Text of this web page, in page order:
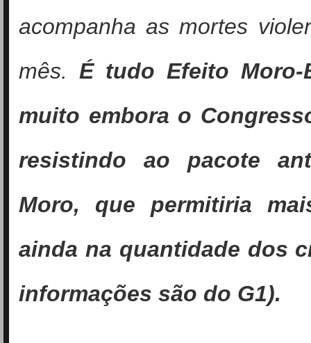
acompanha as mortes
mês. É tudo Efeito Moro-
muito embora o
resistindo ao pacote
Moro, que permitiria
ainda na quantidade dos
informações são do G1).